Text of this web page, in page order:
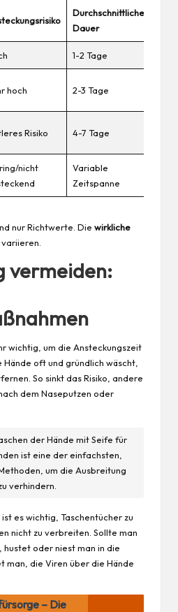
Durchschnittliche
Dauer
1-2 Tage
hoch 2-3 Tage
Risiko 4-7 Tage
nicht
Variable
Zeitspanne
nur Richtwerte. Die wirkliche
vermeiden:
wichtig, um die Ansteckungszeit
Hände oft und gründlich wäscht,
So sinkt das Risiko, andere
dem Naseputzen oder
der Hände mit Seife für
ist eine der einfachsten,
um die Ausbreitung
verhindern.
es wichtig, Taschentücher zu
nicht zu verbreiten. Sollte man
hustet oder niest man in die
man, die Viren über die Hände
– Die